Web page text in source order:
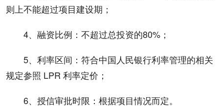
则上不能超过项目建设期；
4、融资比例：不超过总投资的80%；
5、利率区间：符合中国人民银行利率管理的相关
规定参照 LPR 利率定价；
6、授信审批时限：根据项目情况而定。